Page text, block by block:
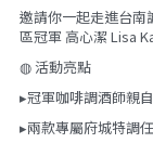
邀請你一起走進台南
區冠軍 高心潔 Lisa
◍ 活動亮點
▸冠軍咖啡調酒師親
▸兩款專屬府城特調